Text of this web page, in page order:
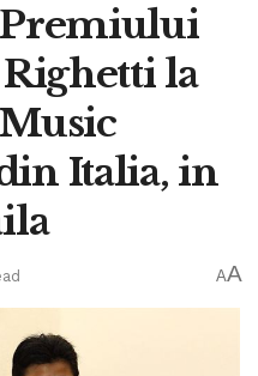
Premiului
la
Italia, in
AA